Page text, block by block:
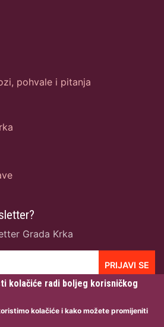
pohvale i pitanja
Grada Krka
PRIJAVI SE
kolačiće radi boljeg korisničkog
kolačiće i kako možete promijeniti